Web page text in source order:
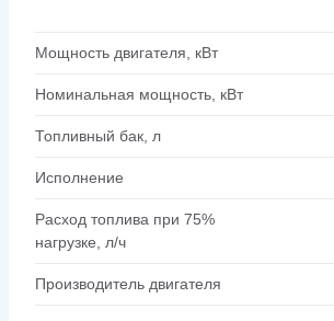
Мощность двигателя, кВт
Номинальная мощность, кВт
Топливный бак, л
Исполнение
Расход топлива при 75%
нагрузке, л/ч
Производитель двигателя